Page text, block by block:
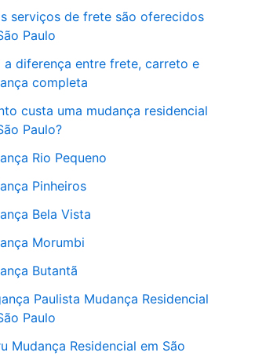
serviços de frete são oferecidos
Paulo
a diferença entre frete, carreto e
completa
custa uma mudança residencial
Paulo?
Rio Pequeno
Pinheiros
Bela Vista
Morumbi
Butantã
Paulista Mudança Residencial
Paulo
Mudança Residencial em São